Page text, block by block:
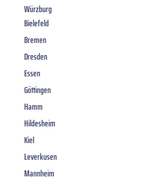
Würzburg
Bielefeld
Bremen
Dresden
Essen
Göttingen
Hamm
Hildesheim
Kiel
Leverkusen
Mannheim